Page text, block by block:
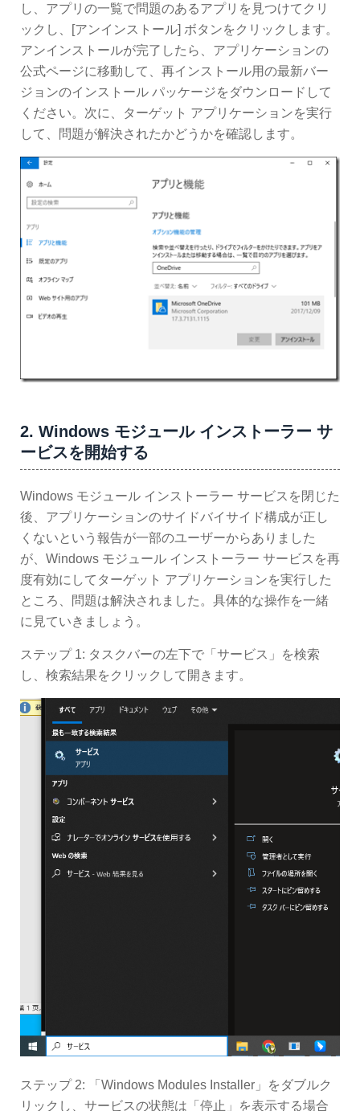
し、アプリの一覧で問題のあるアプリを見つけてクリ
ックし、[アンインストール] ボタンをクリックします。
アンインストールが完了したら、アプリケーションの
公式ページに移動して、再インストール用の最新バー
ジョンのインストール パッケージをダウンロードして
ください。次に、ターゲット アプリケーションを実行
して、問題が解決されたかどうかを確認します。
2. Windows モジュール インストーラー サ
ービスを開始する
Windows モジュール インストーラー サービスを閉じた
後、アプリケーションのサイドバイサイド構成が正し
くないという報告が一部のユーザーからありました
が、Windows モジュール インストーラー サービスを再
度有効にしてターゲット アプリケーションを実行した
ところ、問題は解決されました。具体的な操作を一緒
に見ていきましょう。
ステップ 1: タスクバーの左下で「サービス」を検索
し、検索結果をクリックして開きます。
ステップ 2: 「Windows Modules Installer」をダブルク
リックし、サービスの状態は「停止」を表示する場合